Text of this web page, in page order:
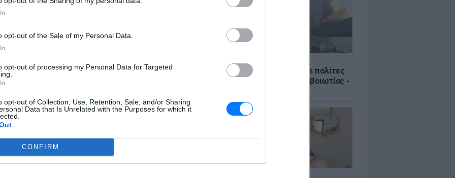
opt-out of the Sale of my Personal Data.
opt-out of processing my Personal Data for Targeted
opt-out of Collection, Use, Retention, Sale, and/or Sharing
Data that Is Unrelated with the Purposes for which it
CONFIRM
Πώς η Πυροσβεστική διέσωσε πολίτες
στη μεγάλη φωτιά της Αττικοβοιωτίας -
στο
νέα της ημέρας και ότι σου κάνει κλικ!
και στο Instagram